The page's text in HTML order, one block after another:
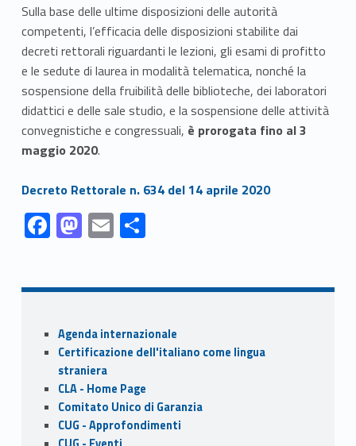
Sulla base delle ultime disposizioni delle autorità
competenti, l’efficacia delle disposizioni stabilite dai
decreti rettorali riguardanti le lezioni, gli esami di profitto
e le sedute di laurea in modalità telematica, nonché la
sospensione della fruibilità delle biblioteche, dei laboratori
didattici e delle sale studio, e la sospensione delle attività
convegnistiche e congressuali, è prorogata fino al 3
maggio 2020.
Link identifier #identifier__155933-1
Decreto Rettorale n. 634 del 14 aprile 2020
Link identifier #identifier__40470-1
F
ac
b
o
o
k
Link identifier #identifier__159916-2 M
as
d
o
n
Link identifier #identifier__145465-3 E
m
l
Link identifier #identifier__169579-4 S
e
Sidebar
Agenda internazionale
Certificazione dell'italiano come lingua
straniera
CLA - Home Page
Comitato Unico di Garanzia
CUG - Approfondimenti